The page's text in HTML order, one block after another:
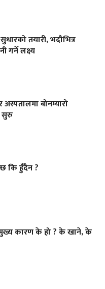
तयारी, भदौभित्र
गर्ने लक्ष्य
अस्पतालमा बोनम्यारो
सुरु
कि हुँदैन ?
कारण के हो ? के खाने, के